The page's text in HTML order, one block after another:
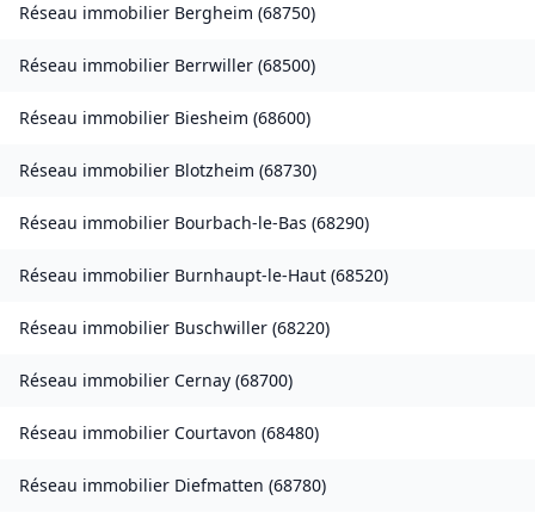
Réseau immobilier Bergheim (68750)
Réseau immobilier Berrwiller (68500)
Réseau immobilier Biesheim (68600)
Réseau immobilier Blotzheim (68730)
Réseau immobilier Bourbach-le-Bas (68290)
Réseau immobilier Burnhaupt-le-Haut (68520)
Réseau immobilier Buschwiller (68220)
Réseau immobilier Cernay (68700)
Réseau immobilier Courtavon (68480)
Réseau immobilier Diefmatten (68780)